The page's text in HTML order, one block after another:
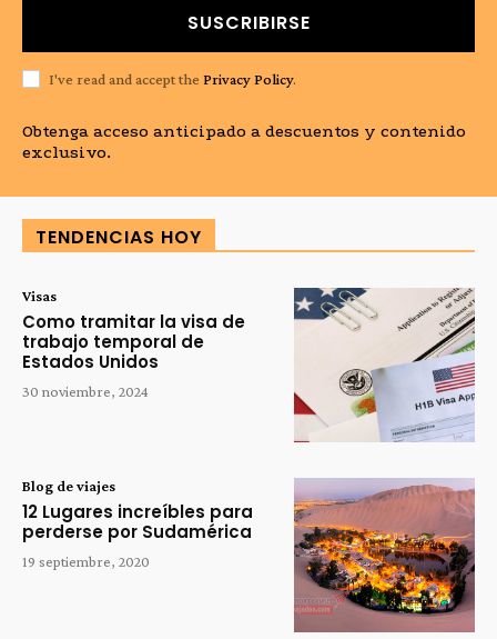
SUSCRIBIRSE
I've read and accept the Privacy Policy.
Obtenga acceso anticipado a descuentos y contenido
exclusivo.
TENDENCIAS HOY
Visas
Como tramitar la visa de
trabajo temporal de
Estados Unidos
30 noviembre, 2024
Blog de viajes
12 Lugares increíbles para
perderse por Sudamérica
19 septiembre, 2020